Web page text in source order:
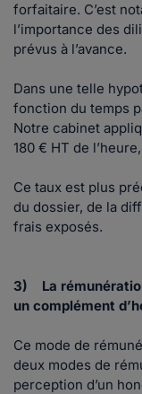
forfaitaire. C’est
l’importance des
prévus à l’avance.
Dans une telle
fonction du temps
Notre cabinet
180 € HT de
Ce taux est plus
du dossier, de la
frais exposés.
3) La
un complément
Ce mode de
deux modes de
perception d’un